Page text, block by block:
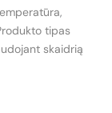
,
tipas
skaidrią